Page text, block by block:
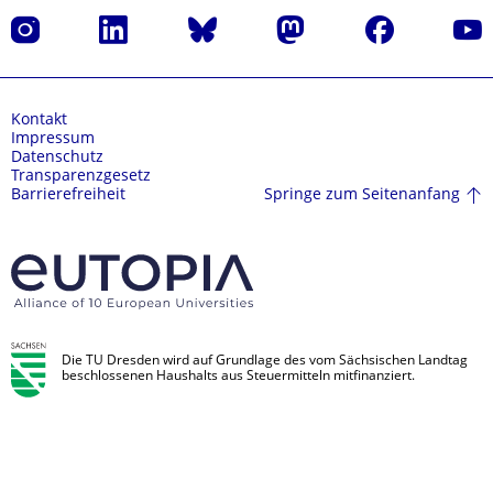
Instagram LinkedIn Bluesky Mastodon Facebook
Kontakt
Impressum
Datenschutz
Transparenzgesetz
Barrierefreiheit
Springe zum Seitenanfang
Die TU Dresden wird auf Grundlage des vom Sächsischen Landtag
beschlossenen Haushalts aus Steuermitteln mitfinanziert.